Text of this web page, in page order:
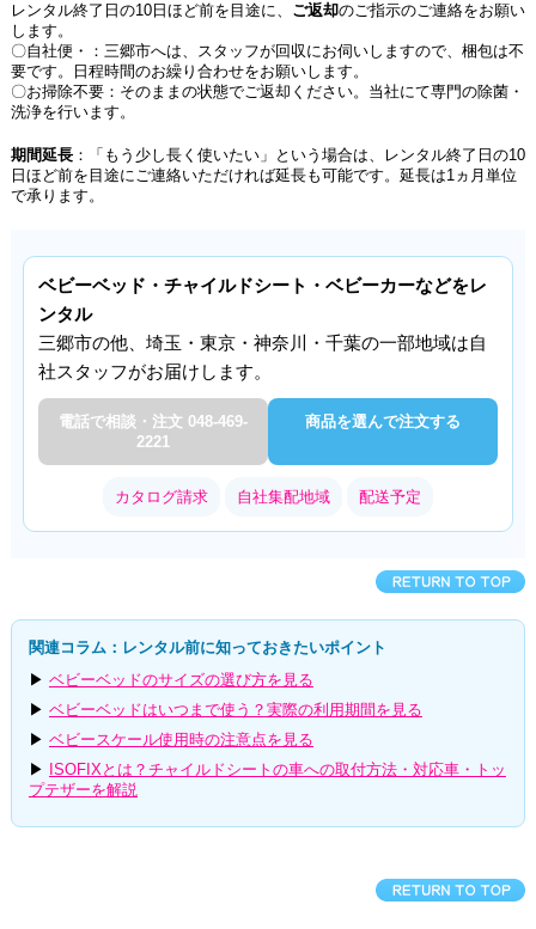
レンタル終了日の10日ほど前を目途に、 ご返却のご指示のご連絡をお願い
します。
〇自社便・：三郷市へは、スタッフが回収にお伺いしますので、梱包は不
要です。日程時間のお繰り合わせをお願いします。
〇お掃除不要：そのままの状態でご返却ください。当社にて専門の除菌・
洗浄を行います。
期間延長：「もう少し長く使いたい」という場合は、レンタル終了日の10
日ほど前を目途にご連絡いただければ延長も可能です。延長は1ヵ月単位
で承ります。
ベビーベッド・チャイルドシート・ベビーカーなどをレ
ンタル
三郷市の他、埼玉・東京・神奈川・千葉の一部地域は自
社スタッフがお届けします。
電話で相談・注文 048-469-
2221
商品を選んで注文する
カタログ請求 自社集配地域 配送予定
関連コラム：レンタル前に知っておきたいポイント
▶ ベビーベッドのサイズの選び方を見る
▶ ベビーベッドはいつまで使う？実際の利用期間を見る
▶ ベビースケール使用時の注意点を見る
▶ ISOFIXとは？チャイルドシートの車への取付方法・対応車・トッ
プテザーを解説